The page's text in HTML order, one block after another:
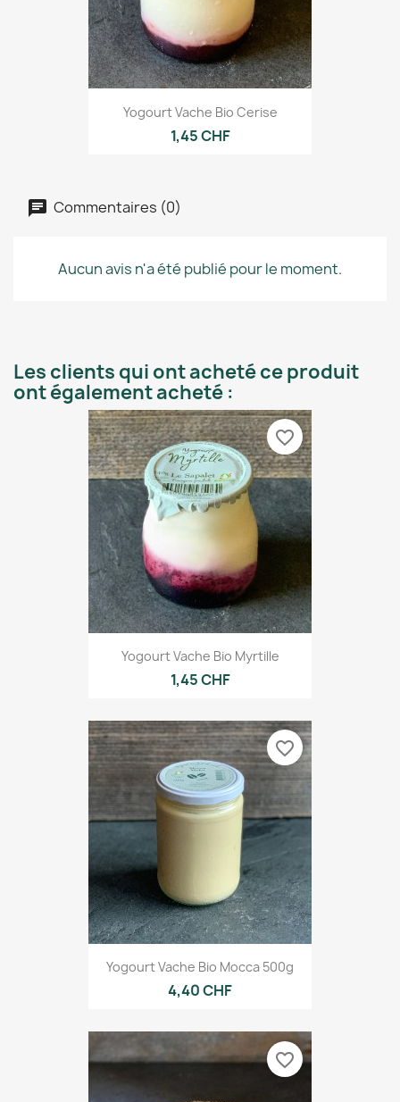
Yogourt Vache Bio Cerise
1,45 CHF
Commentaires (0)
Aucun avis n'a été publié pour le moment.
Les clients qui ont acheté ce produit
ont également acheté :
Yogourt Vache Bio Myrtille
1,45 CHF
favorite_border
Yogourt Vache Bio Mocca 500g
4,40 CHF
favorite_border
favorite_border